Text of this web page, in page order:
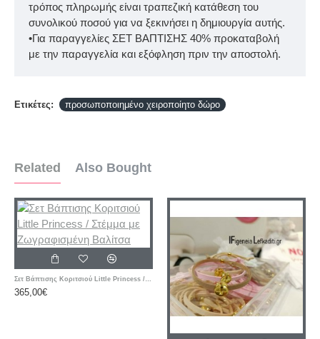
τρόπος πληρωμής είναι τραπεζική κατάθεση του
συνολικού ποσού για να ξεκινήσει η δημιουργία αυτής.
•Για παραγγελίες ΣΕΤ ΒΑΠΤΙΣΗΣ 40% προκαταβολή
με την παραγγελία και εξόφληση πριν την αποστολή.
Ετικέτες: προσωποποιημένο χειροποίητο δώρο
Related Also Bought
Σετ Βάπτισης Κοριτσιού Little Princess / Στέμμα με Ζωγραφισμένη Βαλίτσα
365,00€